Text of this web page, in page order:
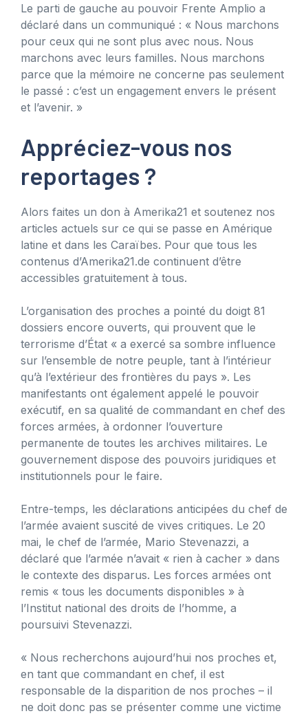
Le parti de gauche au pouvoir Frente Amplio a
déclaré dans un communiqué : « Nous marchons
pour ceux qui ne sont plus avec nous. Nous
marchons avec leurs familles. Nous marchons
parce que la mémoire ne concerne pas seulement
le passé : c’est un engagement envers le présent
et l’avenir. »
Appréciez-vous nos
reportages ?
Alors faites un don à Amerika21 et soutenez nos
articles actuels sur ce qui se passe en Amérique
latine et dans les Caraïbes. Pour que tous les
contenus d’Amerika21.de continuent d’être
accessibles gratuitement à tous.
L’organisation des proches a pointé du doigt 81
dossiers encore ouverts, qui prouvent que le
terrorisme d’État « a exercé sa sombre influence
sur l’ensemble de notre peuple, tant à l’intérieur
qu’à l’extérieur des frontières du pays ». Les
manifestants ont également appelé le pouvoir
exécutif, en sa qualité de commandant en chef des
forces armées, à ordonner l’ouverture
permanente de toutes les archives militaires. Le
gouvernement dispose des pouvoirs juridiques et
institutionnels pour le faire.
Entre-temps, les déclarations anticipées du chef de
l’armée avaient suscité de vives critiques. Le 20
mai, le chef de l’armée, Mario Stevenazzi, a
déclaré que l’armée n’avait « rien à cacher » dans
le contexte des disparus. Les forces armées ont
remis « tous les documents disponibles » à
l’Institut national des droits de l’homme, a
poursuivi Stevenazzi.
« Nous recherchons aujourd’hui nos proches et,
en tant que commandant en chef, il est
responsable de la disparition de nos proches – il
ne doit donc pas se présenter comme une victime